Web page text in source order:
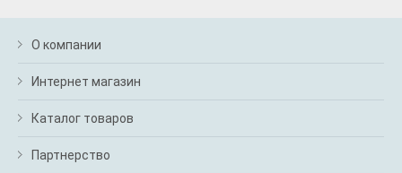
О компании
Интернет магазин
Каталог товаров
Партнерство